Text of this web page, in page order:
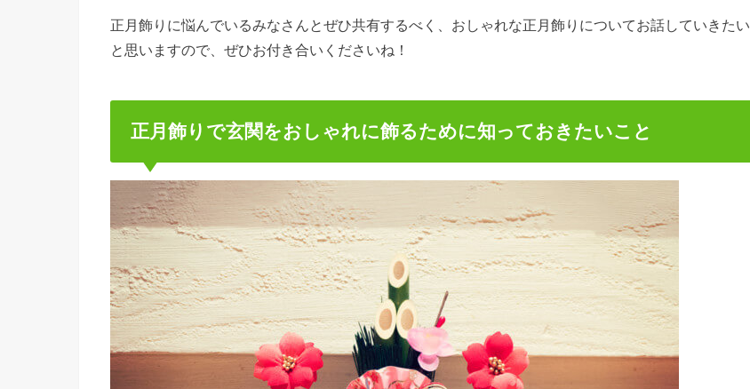
正月飾りに悩んでいるみなさんとぜひ共有するべく、おしゃれな正月飾りについてお話していきたい
と思いますので、ぜひお付き合いくださいね！
正月飾りで玄関をおしゃれに飾るために知っておきたいこと